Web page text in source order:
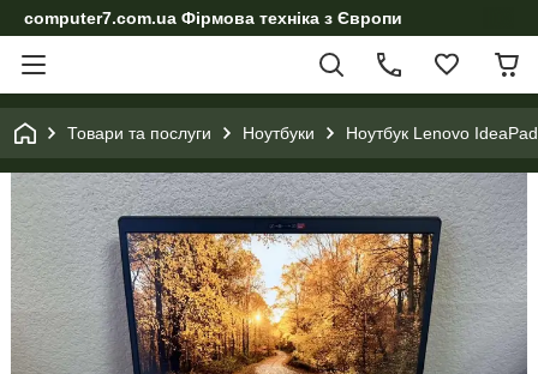
computer7.com.ua Фірмова техніка з Європи
Товари та послуги Ноутбуки Ноутбук Lenovo